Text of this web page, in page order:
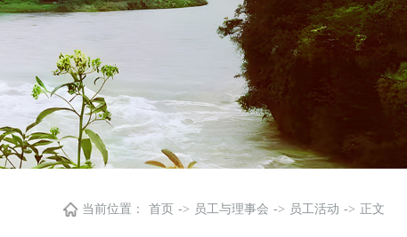
当前位置： 首页 -> 员工与理事会 -> 员工活动 -> 正文